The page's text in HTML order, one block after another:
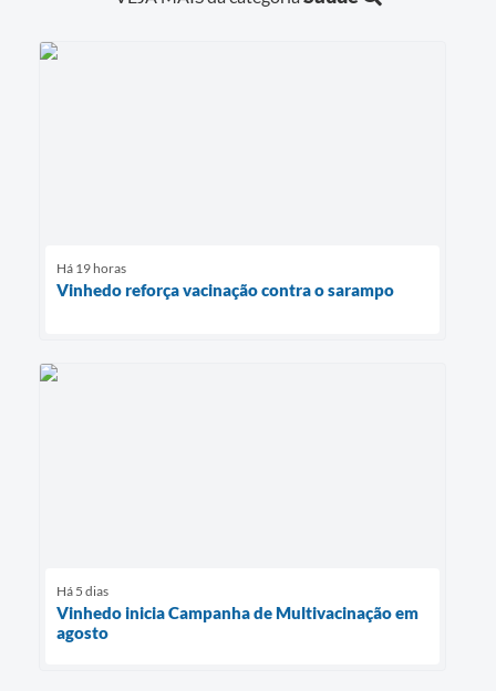
Há 19 horas
Vinhedo reforça vacinação contra o sarampo
Há 5 dias
Vinhedo inicia Campanha de Multivacinação em
agosto